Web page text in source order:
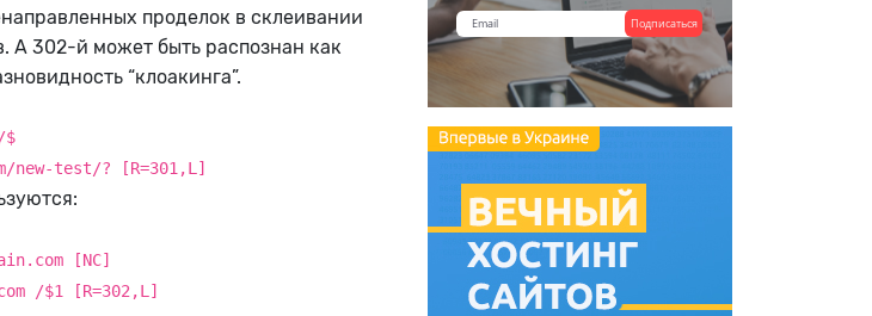
проделок в склеивании
А 302-й может быть распознан как
“клоакинга”.
$
new-test/? [R=301,L]
[NC]
/$1 [R=302,L]
Подписаться